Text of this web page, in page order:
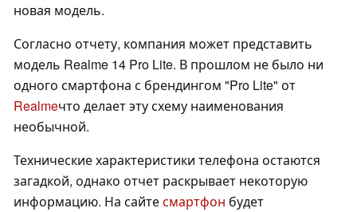
новая модель.
Согласно отчету, компания может представить
модель Realme 14 Pro Lite. В прошлом не было ни
одного смартфона с брендингом "Pro Lite" от
Realmeчто делает эту схему наименования
необычной.
Технические характеристики телефона остаются
загадкой, однако отчет раскрывает некоторую
информацию. На сайтесмартфон будет